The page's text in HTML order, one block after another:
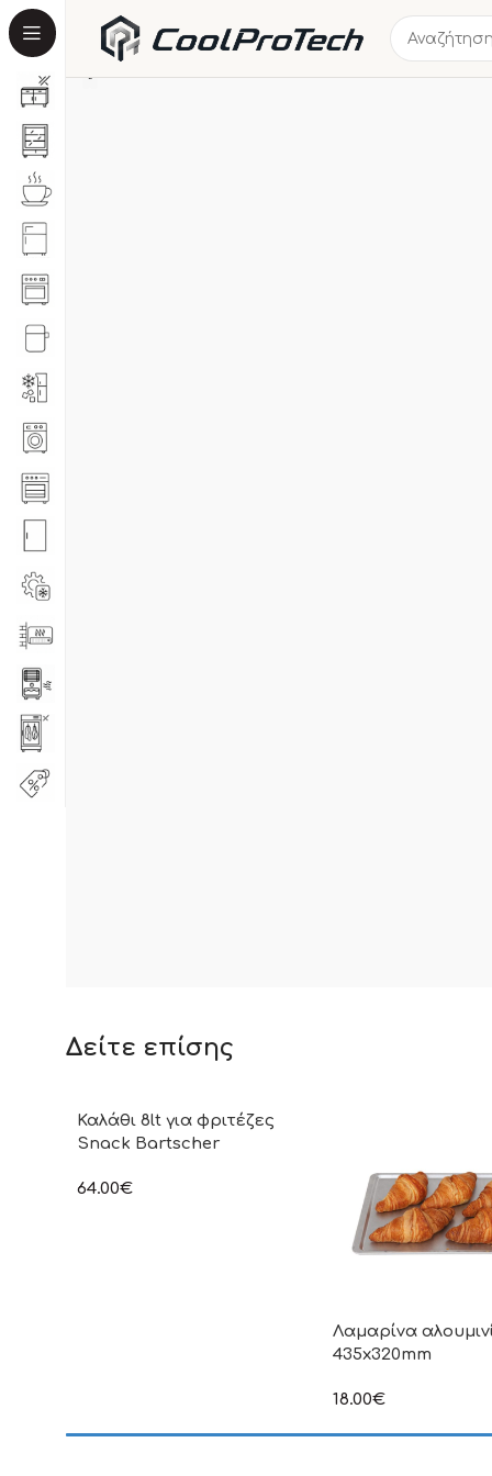
Δείτε επίσης
Καλάθι 8lt για φριτέζες
Snack Bartscher
64.00€
Λαμαρίνα
435x320mm
18.00€
συμπεριλαμβάνεται